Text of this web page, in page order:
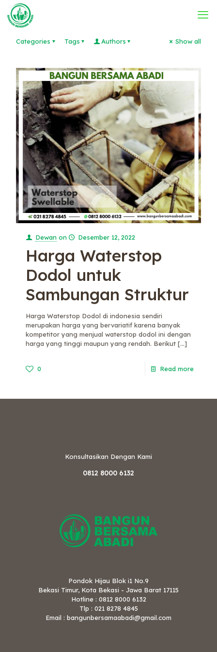
Categories Tags Authors Show all
Dewan on Desember 12, 2022
Harga Waterstop
Dodol untuk
Sambungan Struktur
Harga Waterstop Dodol di indonesia sendiri
merupakan harga yang bervariatif karena banyak
kompetitor yang menjual waterstop dodol ini dengan
harga yang tinggi maupun yang rendah. Berikut […]
0 Read more
Konsultasikan Dengan Kami
0812 8000 6132
Pondok Hijau Blok i1 No.9
Bekasi Timur, Kota Bekasi - Jawa Barat 17115
Hotline : 0812 8000 6132
Tlp : 021 8278 4845
Email : bangunbersamaabadi@gmail.com